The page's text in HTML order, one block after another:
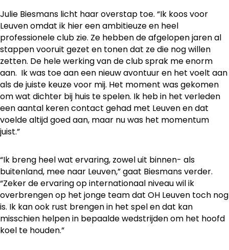
Julie Biesmans licht haar overstap toe. “Ik koos voor
Leuven omdat ik hier een ambitieuze en heel
professionele club zie. Ze hebben de afgelopen jaren al
stappen vooruit gezet en tonen dat ze die nog willen
zetten. De hele werking van de club sprak me enorm
aan. Ik was toe aan een nieuw avontuur en het voelt aan
als de juiste keuze voor mij. Het moment was gekomen
om wat dichter bij huis te spelen. Ik heb in het verleden
een aantal keren contact gehad met Leuven en dat
voelde altijd goed aan, maar nu was het momentum
juist.”
“Ik breng heel wat ervaring, zowel uit binnen- als
buitenland, mee naar Leuven,” gaat Biesmans verder.
“Zeker de ervaring op internationaal niveau wil ik
overbrengen op het jonge team dat OH Leuven toch nog
is. Ik kan ook rust brengen in het spel en dat kan
misschien helpen in bepaalde wedstrijden om het hoofd
koel te houden.”